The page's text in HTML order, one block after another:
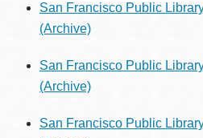
San Francisco Public
(Archive)
San Francisco Public
(Archive)
San Francisco Public